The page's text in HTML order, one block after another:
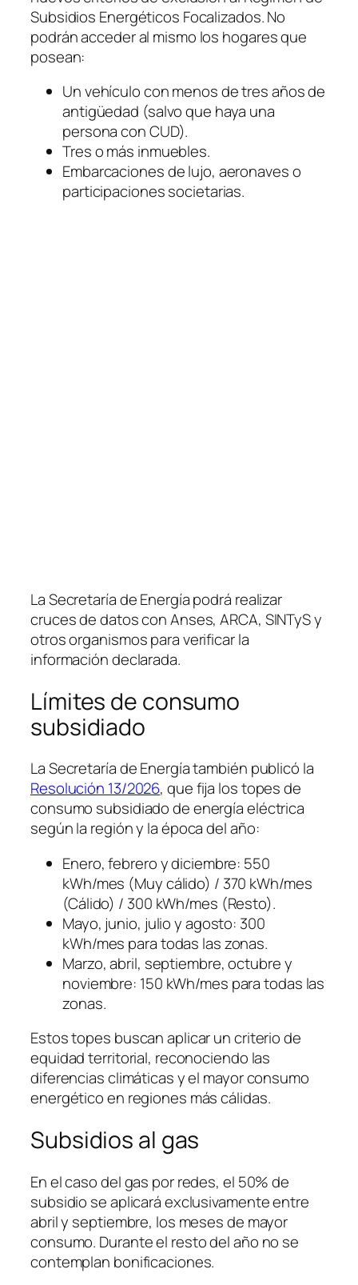
Subsidios Energéticos Focalizados. No
podrán acceder al mismo los hogares que
posean:
Un vehículo con menos de tres años de
antigüedad (salvo que haya una
persona con CUD).
Tres o más inmuebles.
Embarcaciones de lujo, aeronaves o
participaciones societarias.
La Secretaría de Energía podrá realizar
cruces de datos con Anses, ARCA, SINTyS y
otros organismos para verificar la
información declarada.
Límites de consumo
subsidiado
La Secretaría de Energía también publicó la
Resolución 13/2026, que fija los topes de
consumo subsidiado de energía eléctrica
según la región y la época del año:
Enero, febrero y diciembre: 550
kWh/mes (Muy cálido) / 370 kWh/mes
(Cálido) / 300 kWh/mes (Resto).
Mayo, junio, julio y agosto: 300
kWh/mes para todas las zonas.
Marzo, abril, septiembre, octubre y
noviembre: 150 kWh/mes para todas las
zonas.
Estos topes buscan aplicar un criterio de
equidad territorial, reconociendo las
diferencias climáticas y el mayor consumo
energético en regiones más cálidas.
Subsidios al gas
En el caso del gas por redes, el 50% de
subsidio se aplicará exclusivamente entre
abril y septiembre, los meses de mayor
consumo. Durante el resto del año no se
contemplan bonificaciones.